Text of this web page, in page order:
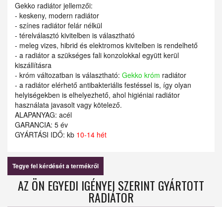
Gekko radiátor jellemzői:
- keskeny, modern radiátor
- színes radiátor felár nélkül
- térelválasztó kivitelben is választható
- meleg vizes, hibrid és elektromos kivitelben is rendelhető
- a radiátor a szükséges fali konzolokkal együtt kerül
kiszállításra
- króm változatban is választható: Gekko króm radiátor
- a radiátor elérhető antibakteriális festéssel is, így olyan
helyiségekben is elhelyezhető, ahol higiéniai radiátor
használata javasolt vagy kötelező.
ALAPANYAG: acél
GARANCIA: 5 év
GYÁRTÁSI IDŐ: kb 10-14 hét
Tegye fel kérdését a termékről
AZ ÖN EGYEDI IGÉNYEI SZERINT GYÁRTOTT
RADIÁTOR